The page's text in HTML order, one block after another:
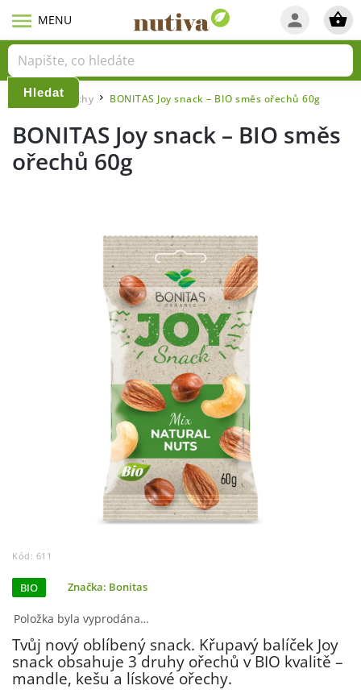
Hledat
Domů / Ořechy / BONITAS Joy snack – BIO směs ořechů 60g
BONITAS Joy snack – BIO směs
ořechů 60g
Kód: 611
BIO Značka: Bonitas
Položka byla vyprodána…
Tvůj nový oblíbený snack. Křupavý balíček Joy
snack obsahuje 3 druhy ořechů v BIO kvalitě –
mandle, kešu a lískové ořechy.